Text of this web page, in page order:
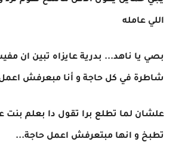
اللي عامله
بصي يا ناهد... بدرية عايزاه تبين ان
شاطرة في كل حاجة و أنا مبعرفش
علشان لما تطلع برا تقول دا بعلم بنت
تطبخ و انها مبتعرفش اعمل حاجة...